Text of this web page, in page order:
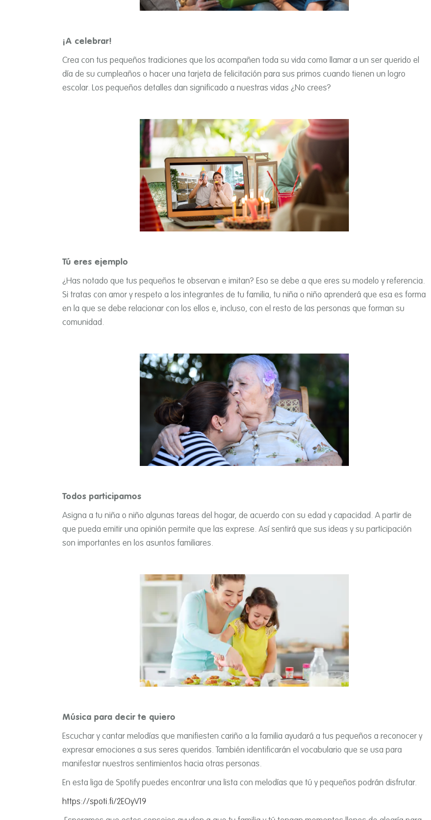
¡A celebrar!
Crea con tus pequeños tradiciones que los acompañen toda su vida como llamar a un ser querido el
dí­a de su cumpleaños o hacer una tarjeta de felicitación para sus primos cuando tienen un logro
escolar. Los pequeños detalles dan significado a nuestras vidas ¿No crees?
Tú eres ejemplo
¿Has notado que tus pequeños te observan e imitan? Eso se debe a que eres su modelo y referencia.
Si tratas con amor y respeto a los integrantes de tu familia, tu niña o niño aprenderá que esa es forma
en la que se debe relacionar con los ellos e, incluso, con el resto de las personas que forman su
comunidad.
Todos participamos
Asigna a tu niña o niño algunas tareas del hogar, de acuerdo con su edad y capacidad. A partir de
que pueda emitir una opinión permite que las exprese. Así­ sentirá que sus ideas y su participación
son importantes en los asuntos familiares.
Música para decir te quiero
Escuchar y cantar melodí­as que manifiesten cariño a la familia ayudará a tus pequeños a reconocer y
expresar emociones a sus seres queridos. También identificarán el vocabulario que se usa para
manifestar nuestros sentimientos hacia otras personas.
En esta liga de Spotify puedes encontrar una lista con melodí­as que tú y pequeños podrán disfrutar.
https://spoti.fi/2EOyV19